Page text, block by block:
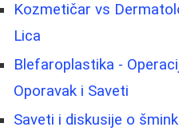
Kozmetičar vs
Lica
Blefaroplastika -
Oporavak i Saveti
Saveti i diskusije o